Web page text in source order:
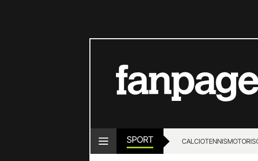
SPORT CALCIOTENNISMOTORI